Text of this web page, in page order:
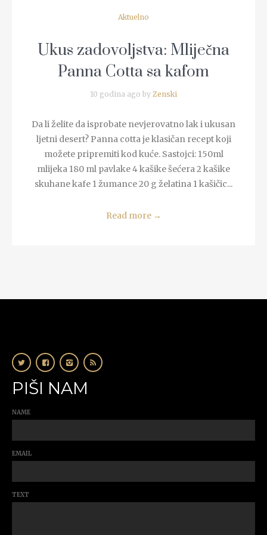
Aktuelno
Ukus zadovoljstva: Mliječna
Panna Cotta sa kafom
10 godina ago by Zenski
Da li želite da isprobate nevjerovatno lak i ukusan
ljetni desert? Panna cotta je klasičan recept koji
možete pripremiti kod kuće. Sastojci: 150ml
mlijeka 180 ml pavlake 4 kašike šećera 2 kašike
skuhane kafe 1 žumance 20 g želatina 1 kašičic...
Read more →
PIŠI NAM
NAME
EMAIL
TEXT